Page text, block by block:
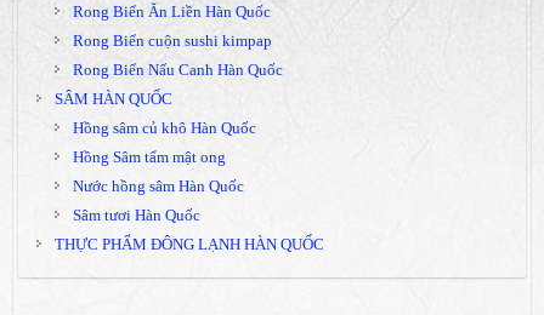
Rong Biển Ăn Liền Hàn Quốc
Rong Biển cuộn sushi kimpap
Rong Biển Nấu Canh Hàn Quốc
SÂM HÀN QUỐC
Hồng sâm củ khô Hàn Quốc
Hồng Sâm tẩm mật ong
Nước hồng sâm Hàn Quốc
Sâm tươi Hàn Quốc
THỰC PHẨM ĐÔNG LẠNH HÀN QUỐC